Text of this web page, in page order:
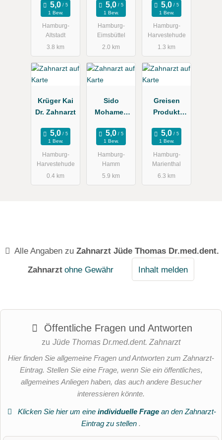
Zahnärztin
1 Bew.
Hamburg-
Altstadt
3.8 km
xis
1 Bew.
Hamburg-
Eimsbüttel
2.0 km
xis
1 Bew.
Hamburg-
Harvestehude
1.3 km
Krüger Kai
Dr. Zahnarzt
1 Bew.
Hamburg-
Harvestehude
0.4 km
Sido
Mohamed
1 Bew.
Hamburg-
Hamm
5.9 km
Greisen
Produkt
1 Bew.
Hamburg-
Marienthal
6.3 km
Alle Angaben zu Zahnarzt Jüde Thomas Dr.med.dent.
Zahnarzt ohne Gewähr Inhalt melden
Öffentliche Fragen und Antworten
zu Jüde Thomas Dr.med.dent. Zahnarzt
Hier finden Sie allgemeine Fragen und Antworten zum Zahnarzt-
Eintrag. Stellen Sie eine Frage, wenn Sie ein öffentliches,
allgemeines Anliegen haben, das auch andere Besucher
interessieren könnte.
Klicken Sie hier um eine individuelle Fragean den Zahnarzt-
Eintrag zu stellen .